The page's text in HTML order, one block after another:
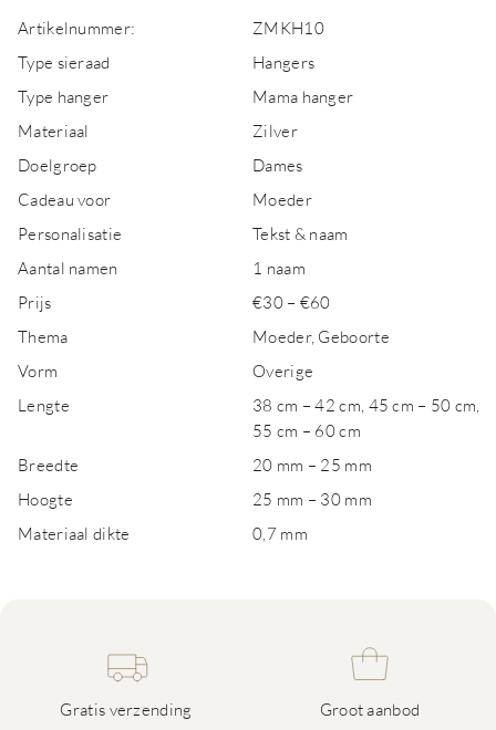
Artikelnummer:
ZMKH10
Type sieraad
Hangers
Type hanger
Mama hanger
Materiaal
Zilver
Doelgroep
Dames
Cadeau voor
Moeder
Personalisatie
Tekst & naam
Aantal namen
1 naam
Prijs
€30 – €60
Thema
Moeder, Geboorte
Vorm
Overige
Lengte
38 cm – 42 cm, 45 cm – 50 cm,
55 cm – 60 cm
Breedte
20 mm – 25 mm
Hoogte
25 mm – 30 mm
Materiaal dikte
0,7 mm
Gratis verzending Groot aanbod